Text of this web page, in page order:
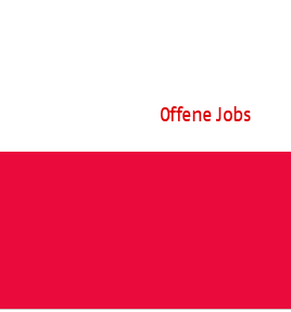
Offene Jobs